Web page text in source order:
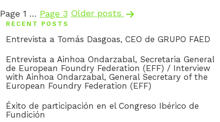
Posts
pagination
Page 1 … Page 3 Older posts
RECENT POSTS
Entrevista a Tomás Dasgoas, CEO de GRUPO FAED
Entrevista a Ainhoa Ondarzabal, Secretaria General
de European Foundry Federation (EFF) / Interview
with Ainhoa Ondarzabal, General Secretary of the
European Foundry Federation (EFF)
Éxito de participación en el Congreso Ibérico de
Fundición